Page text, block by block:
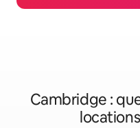
Cambridge :